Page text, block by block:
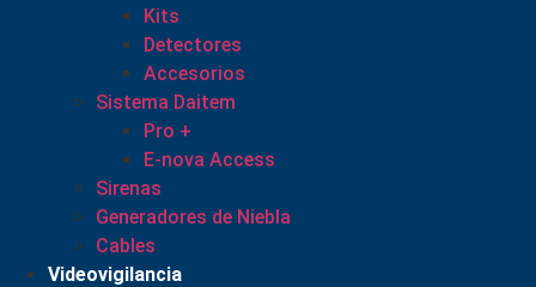
Kits
Detectores
Accesorios
Sistema Daitem
Pro +
E-nova Access
Sirenas
Generadores de Niebla
Cables
Videovigilancia